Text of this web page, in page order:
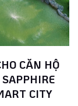
CĂN HỘ
CITY